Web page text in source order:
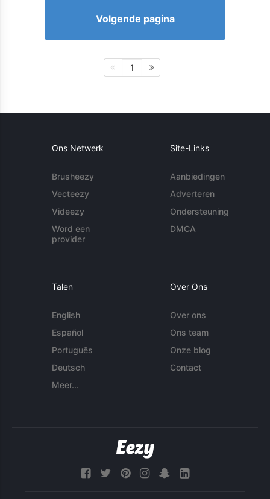
Volgende pagina
1
Ons Netwerk
Brusheezy
Vecteezy
Videezy
Word een
provider
Site-Links
Aanbiedingen
Adverteren
Ondersteuning
DMCA
Talen
English
Español
Português
Deutsch
Meer...
Over Ons
Over ons
Ons team
Onze blog
Contact